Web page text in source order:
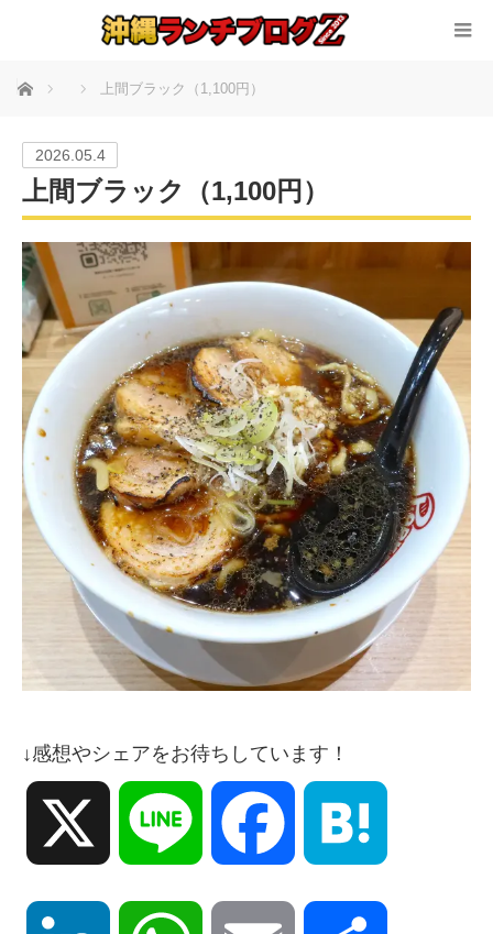
ホーム 上間ブラック（1,100円）
2026.05.4
上間ブラック（1,100円）
↓感想やシェアをお待ちしています！
Line Facebook